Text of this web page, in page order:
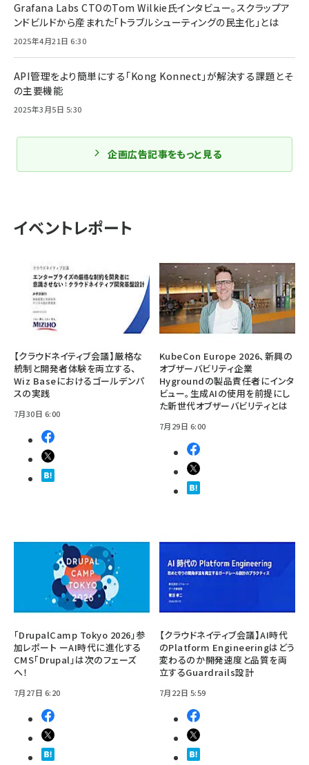
イベントレポート
【クラウドネイティブ会議】厳格な
統制と開発者体験を両立する、
Wiz Baseにおけるゴールデンパ
スの実践
7月30日 6:00
KubeCon Europe 2026、新興の
オブザーバビリティ企業
Hygroundの製品責任者にインタ
ビュー。生成AIの使用を前提にし
た新世代オブザーバビリティとは
7月29日 6:00
「DrupalCamp Tokyo 2026」参
加レポート ーAI時代に進化する
CMS「Drupal」は次のフェーズ
へ！
7月27日 6:20
【クラウドネイティブ会議】AI時代
のPlatform Engineeringはどう
変わるのか――開発速度と品質を両
立するGuardrails設計
7月22日 5:59
Grafana Labs CTOのTom Wilkie氏インタビュー。スクラップア
ンドビルドから産まれた「トラブルシューティングの民主化」とは
2025年4月21日 6:30
API管理をより簡単にする「Kong Konnect」が解決する課題とそ
の主要機能
2025年3月5日 5:30
企画広告記事をもっと見る